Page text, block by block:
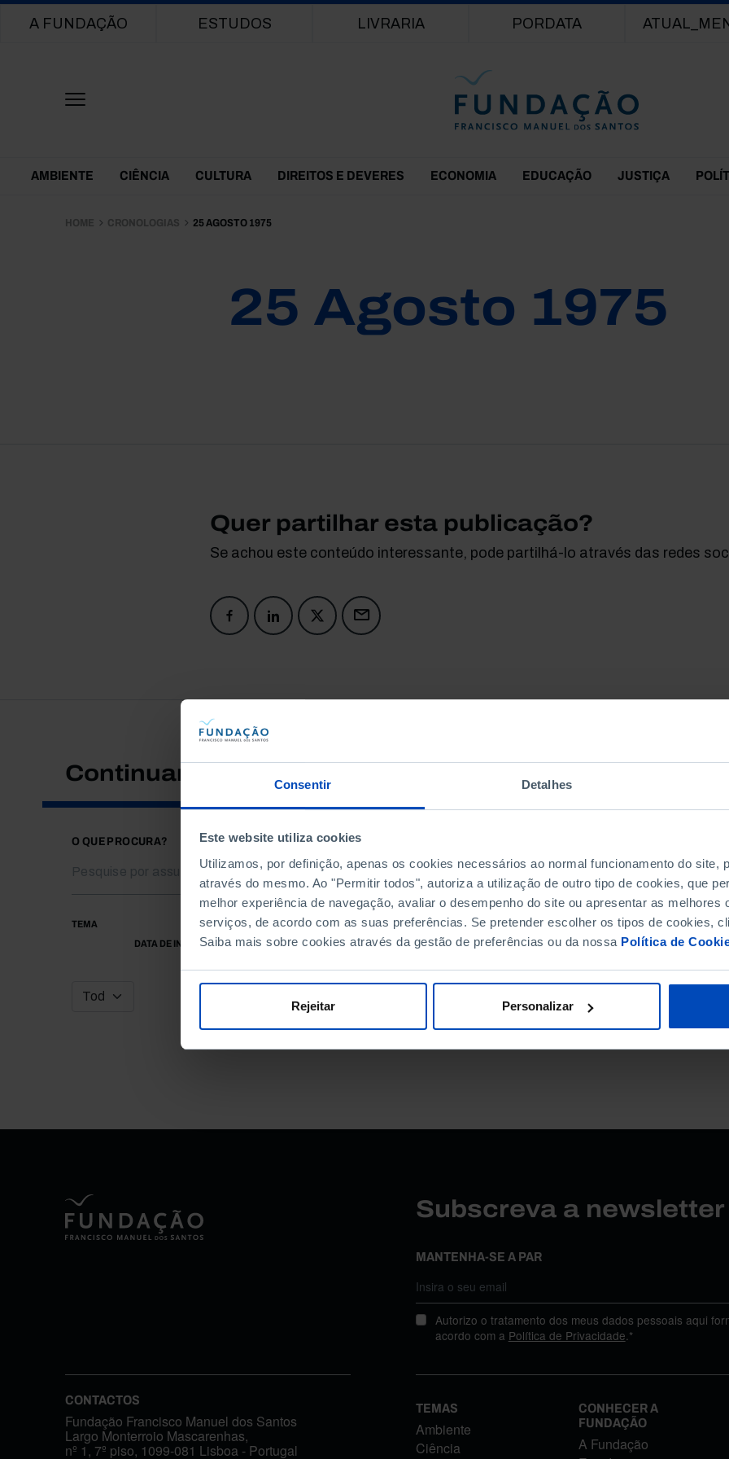
Consentir Detalhes
Este website utiliza cookies
Utilizamos, por definição, apenas os cookies necessários ao normal funcionamento do site,
através do mesmo. Ao "Permitir todos", autoriza a utilização de outro tipo de cookies, que
melhor experiência de navegação, avaliar o desempenho do site ou apresentar as melhores
serviços, de acordo com as suas preferências. Se pretender escolher os tipos de cookies,
Saiba mais sobre cookies através da gestão de preferências ou da nossa Política de
Rejeitar Personalizar
Main navigation
A FUNDAÇÃO ESTUDOS LIVRARIA PORDATA
Themes Menu
AMBIENTE CIÊNCIA CULTURA DIREITOS E DEVERES ECONOMIA EDUCAÇÃO JUSTIÇA
HOME CRONOLOGIAS 25 AGOSTO 1975
25 Agosto 1975
Quer partilhar esta publicação?
Se achou este conteúdo interessante, pode partilhá-lo através das redes
Continuar a pesquisar
O QUE PROCURA?
TEMA
DATA DE INÍCIO
DATA DE FIM
Subscreva a
MANTENHA-SE A PAR
Autorizo o tratamento dos meus dados pessoais aqui
acordo com a Política de Privacidade.*
CONTACTOS
Fundação Francisco Manuel dos Santos
Largo Monterroio Mascarenhas,
nº 1, 7º piso, 1099-081 Lisboa - Portugal
TEMAS
Ambiente
Ciência
CONHECER A
FUNDAÇÃO
A Fundação